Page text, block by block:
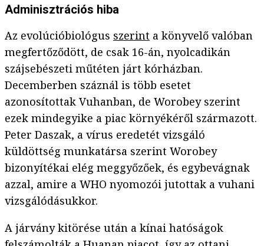
Adminisztrációs hiba
Az evolúcióbiológus szerint a könyvelő valóban
megfertőződött, de csak 16-án, nyolcadikán
szájsebészeti műtéten járt kórházban.
Decemberben száznál is több esetet
azonosítottak Vuhanban, de Worobey szerint
ezek mindegyike a piac környékéről származott.
Peter Daszak, a vírus eredetét vizsgáló
küldöttség munkatársa szerint Worobey
bizonyítékai elég meggyőzőek, és egybevágnak
azzal, amire a WHO nyomozói jutottak a vuhani
vizsgálódásukkor.
A járvány kitörése után a kínai hatóságok